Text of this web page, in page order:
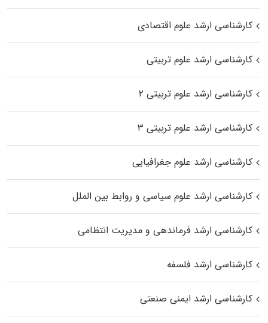
کارشناسی ارشد علوم اقتصادی
کارشناسی ارشد علوم تربیتی
کارشناسی ارشد علوم تربیتی ۲
کارشناسی ارشد علوم تربیتی ۳
کارشناسی ارشد علوم جغرافیایی
کارشناسی ارشد علوم سیاسی و روابط بین الملل
کارشناسی ارشد فرماندهی و مدیریت انتظامی
کارشناسی ارشد فلسفه
کارشناسی ارشد ایمنی صنعتی